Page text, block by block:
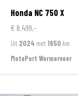
Honda NC 750 X
€ 8.499,-
Uit 2024 met 1650 km
MotoPort Wormerveer